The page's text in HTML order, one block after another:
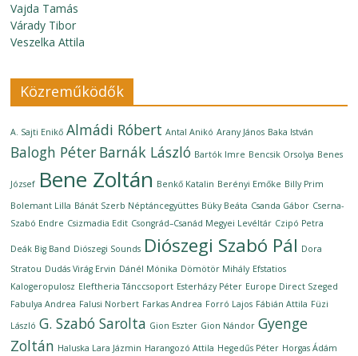
Vajda Tamás
Várady Tibor
Veszelka Attila
Közreműködők
A. Sajti Enikő Almádi Róbert Antal Anikó Arany János Baka István
Balogh Péter Barnák László Bartók Imre Bencsik Orsolya Benes
József Bene Zoltán Benkő Katalin Berényi Emőke Billy Prim
Bolemant Lilla Bánát Szerb Néptáncegyüttes Büky Beáta Csanda Gábor Cserna-
Szabó Endre Csizmadia Edit Csongrád–Csanád Megyei Levéltár Czipó Petra
Deák Big Band Diószegi Sounds Diószegi Szabó Pál Dora
Stratou Dudás Virág Ervin Dánél Mónika Dömötör Mihály Efstatios
Kalogeropulosz Eleftheria Tánccsoport Esterházy Péter Europe Direct Szeged
Fabulya Andrea Falusi Norbert Farkas Andrea Forró Lajos Fábián Attila Füzi
László G. Szabó Sarolta Gion Eszter Gion Nándor Gyenge
Zoltán Haluska Lara Jázmin Harangozó Attila Hegedűs Péter Horgas Ádám